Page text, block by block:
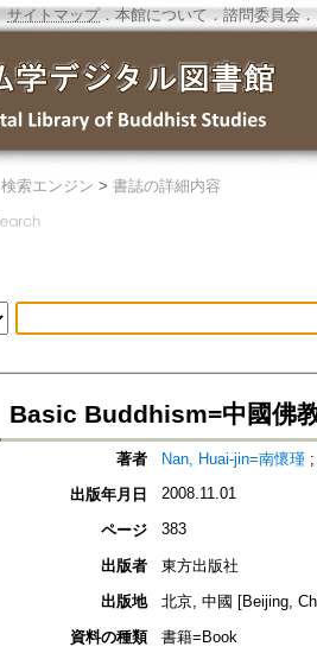
サイトマップ．本館について ． 諮問委員会 ．
検索エンジン > 書誌の詳細内容
Basic Buddhism=中國佛
著者 Nan, Huai-jin=南懷瑾
出版年月日
2008.11.01
ページ 383
出版者
東方出版社
出版地
北京, 中國 [Beijing,
資料の種類
書籍=Book